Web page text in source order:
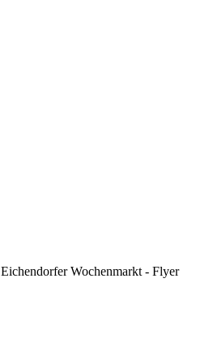
Eichendorfer Wochenmarkt - Flyer